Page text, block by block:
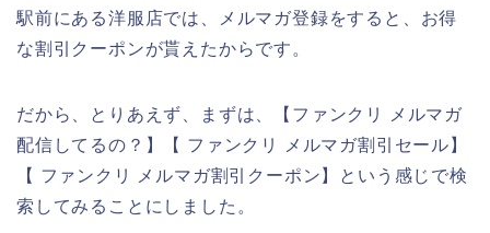
駅前にある洋服店では、メルマガ登録をすると、お得
な割引クーポンが貰えたからです。
だから、とりあえず、まずは、【ファンクリ メルマガ
配信してるの？】【 ファンクリ メルマガ割引セール】
【 ファンクリ メルマガ割引クーポン】という感じで検
索してみることにしました。